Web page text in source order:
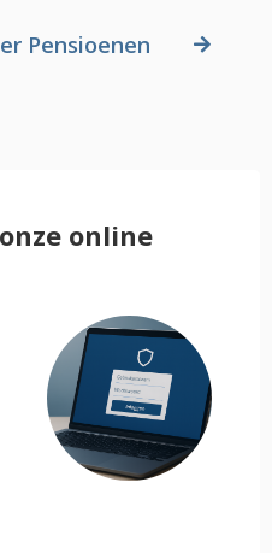
Pensioenen
online